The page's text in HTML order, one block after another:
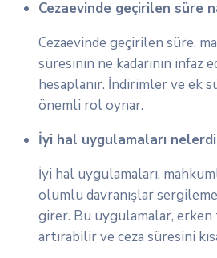
Cezaevinde geçirilen süre
Cezaevinde geçirilen süre,
süresinin ne kadarının infaz
hesaplanır. İndirimler ve ek
önemli rol oynar.
İyi hal uygulamaları
İyi hal uygulamaları,
olumlu davranışlar
girer. Bu uygulamalar, erken
artırabilir ve ceza süresini